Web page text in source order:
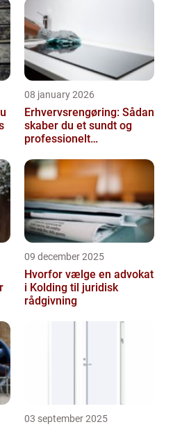
08 january 2026
Erhvervsrengøring: Sådan
skaber du et sundt og
professionelt
09 december 2025
Hvorfor vælge en advokat
i Kolding til juridisk
rådgivning
03 september 2025